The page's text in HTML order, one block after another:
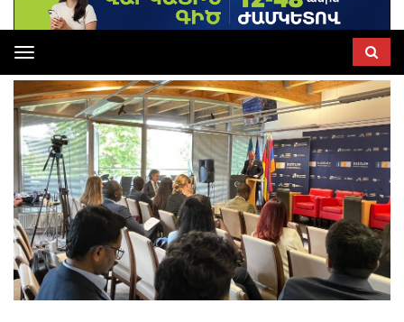
Toggle
navigation